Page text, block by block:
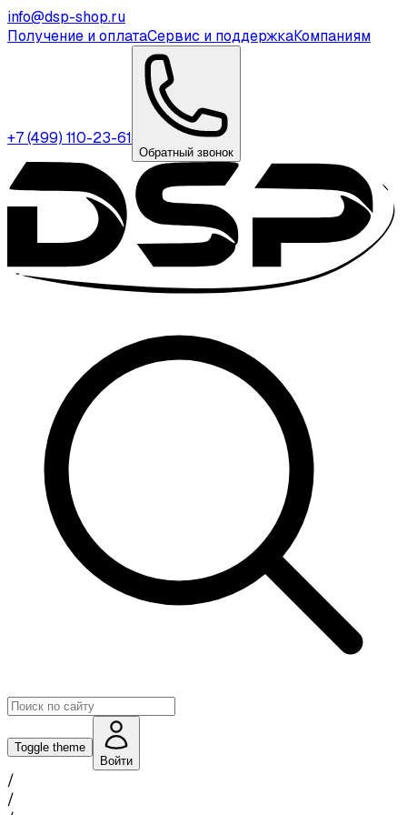
info@dsp-shop.ru
Получение и оплатаСервис и поддержкаКомпаниям
+7 (499) 110-23-61
Обратный звонок
Toggle theme
Войти
/
/